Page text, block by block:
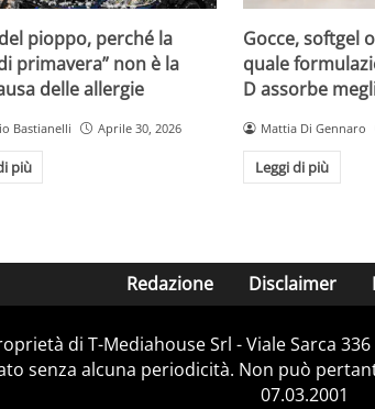
pioppo, perché la
primavera” non è la
delle allergie
Bastianelli Aprile 30, 2026
più
Gocce, softgel
quale
D assorbe
Mattia Di Gennaro
Leggi di più
Redazione Disclaimer
di T-Mediahouse Srl - Viale Sarca
senza alcuna periodicità. Non può
07.03.2001